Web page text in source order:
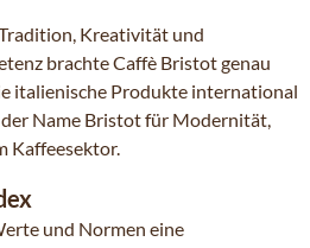
Kreativität und
brachte Caffè Bristot genau
italienische Produkte international
Name Bristot für Modernität,
Kaffeesektor.
und Normen eine